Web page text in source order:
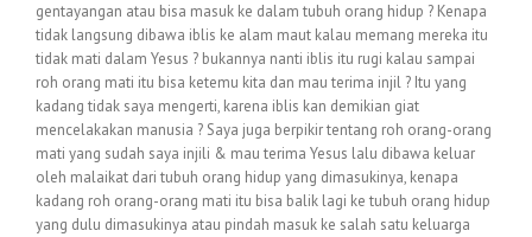
gentayangan atau bisa masuk ke dalam tubuh orang hidup ? Kenapa
tidak langsung dibawa iblis ke alam maut kalau memang mereka itu
tidak mati dalam Yesus ? bukannya nanti iblis itu rugi kalau sampai
roh orang mati itu bisa ketemu kita dan mau terima injil ? Itu yang
kadang tidak saya mengerti, karena iblis kan demikian giat
mencelakakan manusia ? Saya juga berpikir tentang roh orang-orang
mati yang sudah saya injili & mau terima Yesus lalu dibawa keluar
oleh malaikat dari tubuh orang hidup yang dimasukinya, kenapa
kadang roh orang-orang mati itu bisa balik lagi ke tubuh orang hidup
yang dulu dimasukinya atau pindah masuk ke salah satu keluarga